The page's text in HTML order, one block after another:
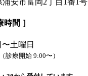
浦安市富岡2丁目1番1号
時間 ］
土曜日
（診療開始 9:00〜）